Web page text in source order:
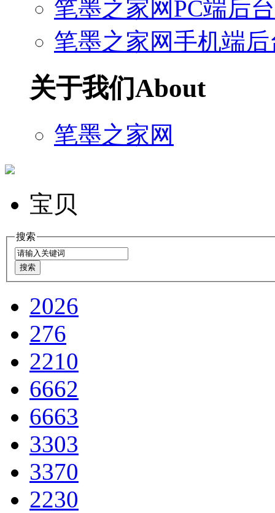
笔墨之家网PC端后台
笔墨之家网手机端后
关于我们About
笔墨之家网
宝贝
搜索
2026
276
2210
6662
6663
3303
3370
2230